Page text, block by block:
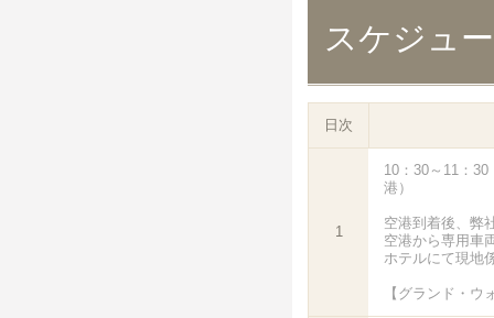
スケジュ
日次
1
10：30～11：
港）
空港到着後、弊
空港から専用車
ホテルにて現地
【グランド・ウ